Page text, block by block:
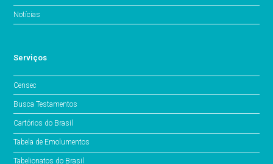
Notícias
Serviços
Censec
Busca Testamentos
Cartórios do Brasil
Tabela de Emolumentos
Tabelionatos do Brasil